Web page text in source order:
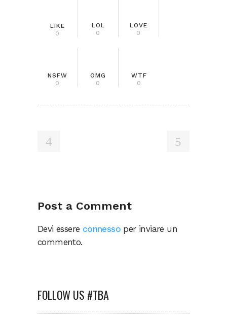
LIKE
0
LOL
0
LOVE
0
NSFW
0
OMG
0
WTF
0
Post a Comment
Devi essere connesso per inviare un
commento.
FOLLOW US #TBA